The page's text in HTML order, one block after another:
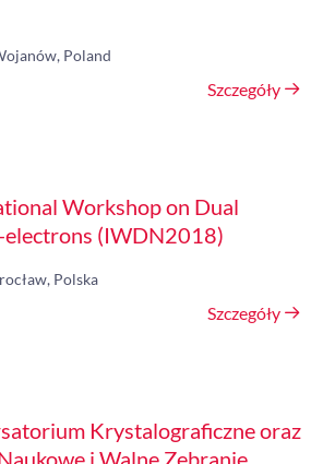
Poland
Szczegóły
Workshop on Dual
(IWDN2018)
Polska
Szczegóły
Krystalograficzne oraz
i Walne Zebranie